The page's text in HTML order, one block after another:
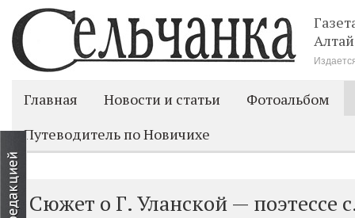
Главная Новости и статьи
Фотоальбом
Путеводитель по Новичихе
Сюжет о Г. Уланской — поэтессе